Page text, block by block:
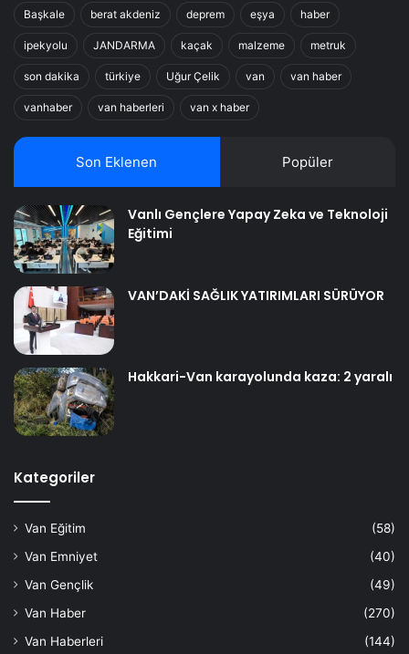
Başkale berat akdeniz deprem eşya haber
ipekyolu JANDARMA kaçak malzeme metruk
son dakika türkiye Uğur Çelik van van haber
vanhaber van haberleri van x haber
Son Eklenen Popüler
Vanlı Gençlere Yapay Zeka ve Teknoloji
Eğitimi
VAN’DAKİ SAĞLIK YATIRIMLARI SÜRÜYOR
Hakkari-Van karayolunda kaza: 2 yaralı
Kategoriler
Van Eğitim
(58)
Van Emniyet
(40)
Van Gençlik
(49)
Van Haber
(270)
Van Haberleri
(144)